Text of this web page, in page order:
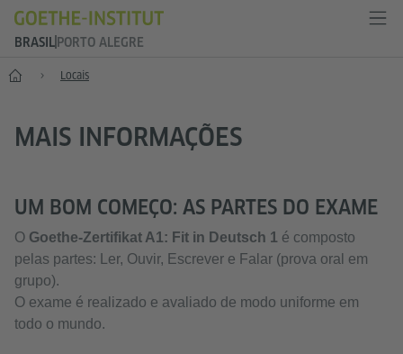
BRASIL PORTO ALEGRE
Principal Locais
MAIS INFORMAÇÕES
UM BOM COMEÇO: AS PARTES DO EXAME
O Goethe-Zertifikat A1: Fit in Deutsch 1 é composto
pelas partes: Ler, Ouvir, Escrever e Falar (prova oral em
grupo).
O exame é realizado e avaliado de modo uniforme em
todo o mundo.